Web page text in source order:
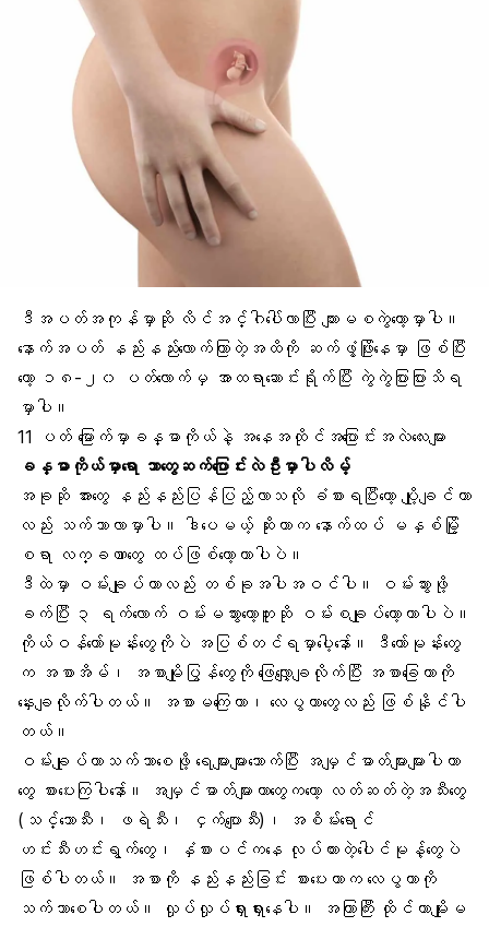
ဒီအပတ်အကုန်မှာဆို လိင်အင်္ဂါပေါ်လာ ပြီး ကျားမစကွဲတော့မှာပါ။
နောက်အပတ် နည်းနည်းလောက်ကြာတဲ့အထိကို ဆက်ဖွံ့ဖြိုးနေမှာ ဖြစ်ပြီး
တော့ ၁၈-၂၀ ပတ်လောက်မှ အာထရာဆောင်းရိုက်ပြီး ကွဲကွဲပြားပြားသိရ
မှာပါ။
11 ပတ် မြောက်မှာခန္ဓာကိုယ်နဲ့ အနေအထိုင်အပြောင်းအလဲလေးများ
ခန္ဓာကိုယ်မှာရော ဘာတွေဆက်ပြောင်းလဲဦးမှာပါလိမ့်
အခုဆို အားတွေ နည်းနည်းပြန်ပြည့်လာသလို ခံစားရပြီးတော့ ပျို့ချင်တာ
လည်း သက်သာလာမှာပါ။ ဒါပေမယ့် ဆိုးတာက နောက်ထပ် မနှစ်မြို့
စရာ လက္ခဏာတွေ ထပ်ဖြစ်တော့တာပါပဲ။
ဒီထဲမှာ ဝမ်းချုပ် တာလည်း တစ်ခုအပါအဝင်ပါ။ ဝမ်းသွားဖို့
ခက်ပြီး ၃ ရက်လောက် ဝမ်းမသွားတော့ဘူးဆို ဝမ်းစချုပ်တော့တာပါပဲ။
ကိုယ်ဝန်ဟော်မုန်းတွေကိုပဲ အပြစ်တင်ရမှာပေါ့နော်။ ဒီဟော်မုန်းတွေ
က အစာအိမ်၊ အစာမျိုပြွန်တွေကို ဖြေလျှော့ချလိုက်ပြီး အစာခြေတာကို
နှေးချလိုက်ပါတယ်။ အစာမကြေတာ၊ လေပွတာတွေလည်း ဖြစ်နိုင်ပါ
တယ်။
ဝမ်းချုပ်တာသက်သာစေဖို့ ရေများများသောက်ပြီး အမျှင်ဓာတ်များများပါတာ
တွေ စားပေးကြပါနော်။ အမျှင်ဓာတ်များတာတွေကတော့ လတ်ဆတ်တဲ့အသီးတွေ
(သင်္ဘောသီး၊ ဖရဲသီး၊ ငှက်ပျောသီး)၊ အစိမ်းရောင်
ဟင်းသီးဟင်းရွက်တွေ၊ နှံစားပင်ကနေ လုပ်ထားတဲ့ပေါင်မုန့်တွေပဲ
ဖြစ်ပါတယ်။ အစာကို နည်းနည်းခြင်း စားပေးတာက လေပွတာကို
သက်သာစေပါတယ်။ လှုပ်လှုပ်ရှားရှားနေပါ။ အကြာကြီး ထိုင်တာမျိုးမ